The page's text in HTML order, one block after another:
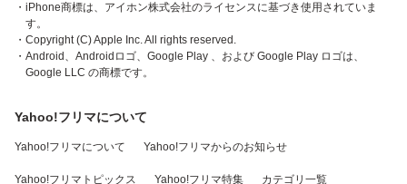
・iPhone商標は、アイホン株式会社のライセンスに基づき使用されていま
す。
・Copyright (C) Apple Inc. All rights reserved.
・Android、Androidロゴ、Google Play 、および Google Play ロゴは、
Google LLC の商標です。
Yahoo!フリマについて
Yahoo!フリマについて Yahoo!フリマからのお知らせ
Yahoo!フリマトピックス Yahoo!フリマ特集 カテゴリ一覧